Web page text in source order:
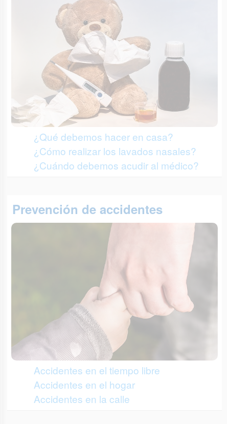
¿Qué debemos hacer en casa?
¿Cómo realizar los lavados nasales?
¿Cuándo debemos acudir al médico?
Prevención de accidentes
Accidentes en el tiempo libre
Accidentes en el hogar
Accidentes en la calle